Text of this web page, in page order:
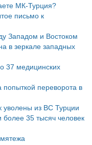
МК-Турция?
письмо к
Западом и Востоком
в зеркале западных
37 медицинских
переворота в
уволены из ВС Турции
более 35 тысяч человек